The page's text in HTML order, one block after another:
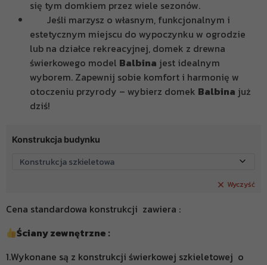
się tym domkiem przez wiele sezonów.
Jeśli marzysz o własnym, funkcjonalnym i
estetycznym miejscu do wypoczynku w ogrodzie
lub na działce rekreacyjnej, domek z drewna
świerkowego model Balbina jest idealnym
wyborem. Zapewnij sobie komfort i harmonię w
otoczeniu przyrody – wybierz domek Balbina już
dziś!
Konstrukcja budynku
Wyczyść
Cena standardowa konstrukcji zawiera :
Ściany zewnętrzne :
1.Wykonane są z konstrukcji świerkowej szkieletowej o